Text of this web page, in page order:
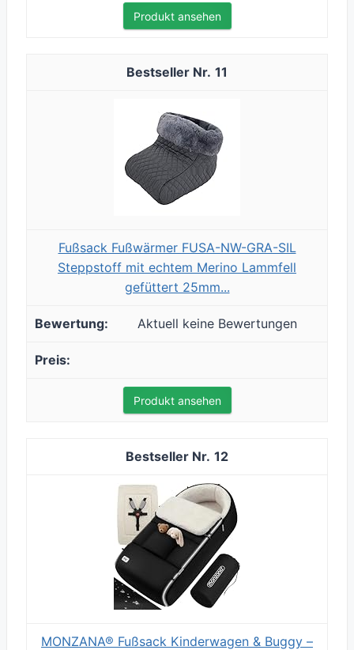
Produkt ansehen
11
Fußsack Fußwärmer FUSA-NW-GRA-SIL
Steppstoff mit echtem Merino Lammfell
gefüttert 25mm...
Aktuell keine Bewertungen
Produkt ansehen
12
MONZANA® Fußsack Kinderwagen & Buggy –